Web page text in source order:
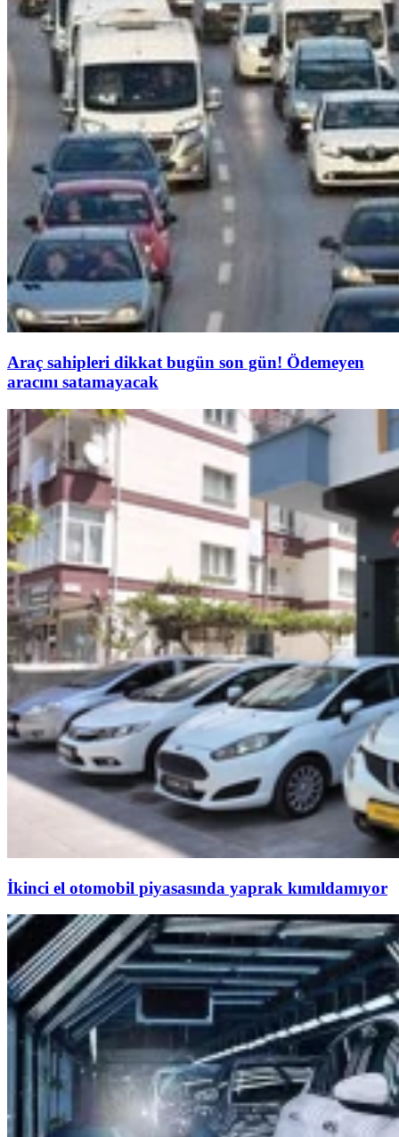
Araç sahipleri dikkat bugün son gün! Ödemeyen
aracını satamayacak
İkinci el otomobil piyasasında yaprak kımıldamıyor